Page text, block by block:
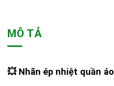
MÔ TẢ
💥Nhãn ép nhiệt quần áo